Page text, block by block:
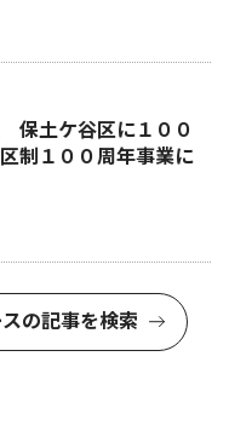
保土ケ谷区に１００
制１００周年事業に
の記事を検索